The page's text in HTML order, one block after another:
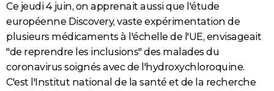
Ce jeudi 4 juin, on apprenait aussi que l'étude
européenne Discovery, vaste expérimentation de
plusieurs médicaments à l'échelle de l'UE, envisageait
"de reprendre les inclusions" des malades du
coronavirus soignés avec de l'hydroxychloroquine.
C'est l'Institut national de la santé et de la recherche